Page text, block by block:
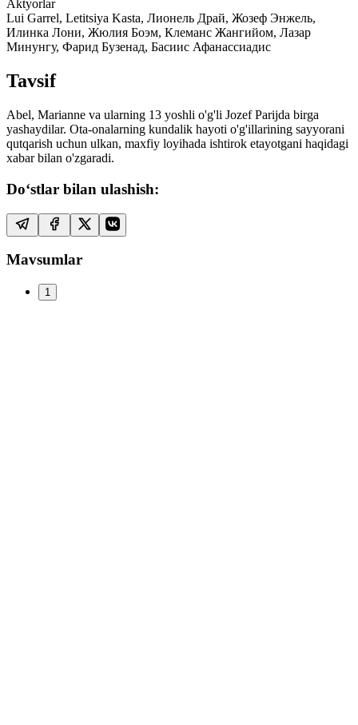
Aktyorlar
Lui Garrel, Letitsiya Kasta, Лионель Драй, Жозеф Энжель,
Илинка Лони, Жюлия Боэм, Клеманс Жангийом, Лазар
Минунгу, Фарид Бузенад, Басиис Афанассиадис
Tavsif
Abel, Marianne va ularning 13 yoshli o'g'li Jozef Parijda birga
yashaydilar. Ota-onalarning kundalik hayoti o'g'illarining sayyorani
qutqarish uchun ulkan, maxfiy loyihada ishtirok etayotgani haqidagi
xabar bilan o'zgaradi.
Do‘stlar bilan ulashish:
Mavsumlar
1